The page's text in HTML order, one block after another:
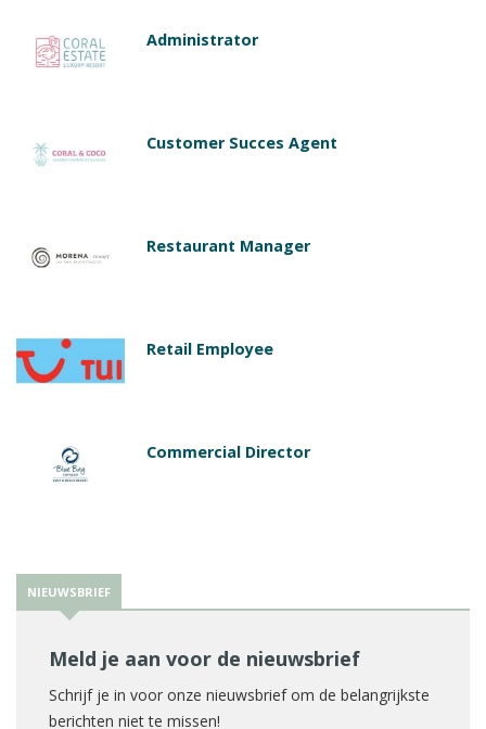
Administrator
Customer Succes Agent
Restaurant Manager
Retail Employee
Commercial Director
NIEUWSBRIEF
Meld je aan voor de nieuwsbrief
Schrijf je in voor onze nieuwsbrief om de belangrijkste
berichten niet te missen!